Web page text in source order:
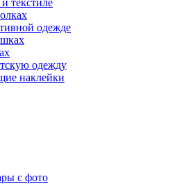
одежде
одежду
наклейки
с фото